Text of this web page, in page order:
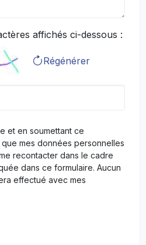
affichés ci-dessous :
Régénérer
et en soumettant ce
mes données personnelles
recontacter dans le cadre
dans ce formulaire. Aucun
effectué avec mes